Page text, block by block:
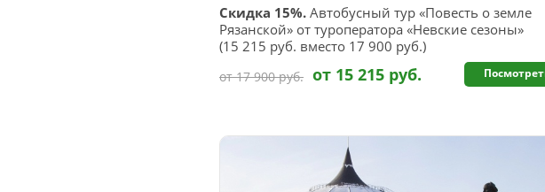
Скидка 15%. Автобусный тур «Повесть о земле
Рязанской» от туроператора «Невские сезоны»
(15 215 руб. вместо 17 900 руб.)
от 17 900 руб. от 15 215 руб.